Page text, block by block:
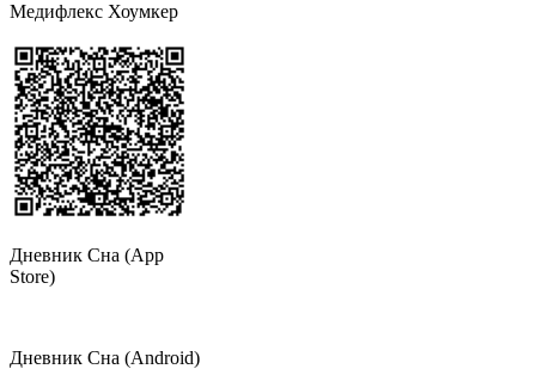
Медифлекс Хоумкер
Дневник Сна (App
Store)
Дневник Сна (Android)